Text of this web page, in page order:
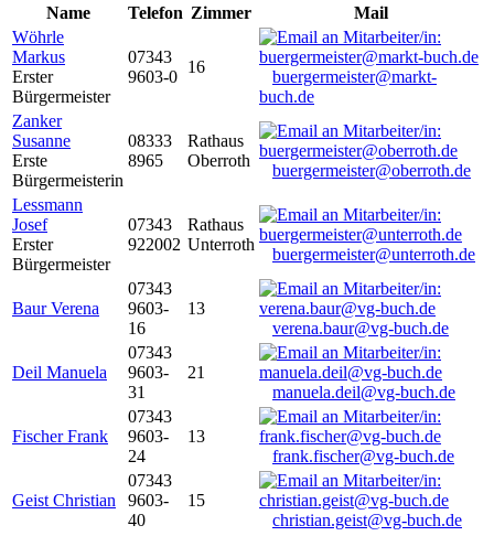
Name
Telefon Zimmer
Mail
Wöhrle
Markus
Erster
Bürgermeister
07343
9603-0
16
buergermeister@markt-
buch.de
Zanker
Susanne
Erste
Bürgermeisterin
08333
8965
Rathaus
Oberroth
buergermeister@oberroth.de
Lessmann
Josef
Erster
Bürgermeister
07343
922002
Rathaus
Unterroth
buergermeister@unterroth.de
Baur Verena
07343
9603-
16
13
verena.baur@vg-buch.de
Deil Manuela
07343
9603-
31
21
manuela.deil@vg-buch.de
Fischer Frank
07343
9603-
24
13
frank.fischer@vg-buch.de
Geist Christian
07343
9603-
40
15
christian.geist@vg-buch.de